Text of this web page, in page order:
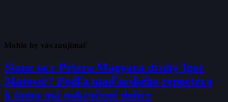
Mohlo by vás zaujímať
Stane sa z Pétera Magyara druhý Igor
Matovič? Podľa maďarského reportéra
k tomu má nakročené dobre